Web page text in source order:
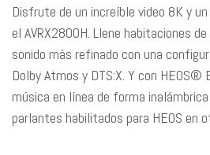
Disfrute de un increíble video 8K y
el AVRX2800H. Llene habitaciones
sonido más refinado con una
Dolby Atmos y DTS:X. Y con
música en línea de forma
parlantes habilitados para HEOS en